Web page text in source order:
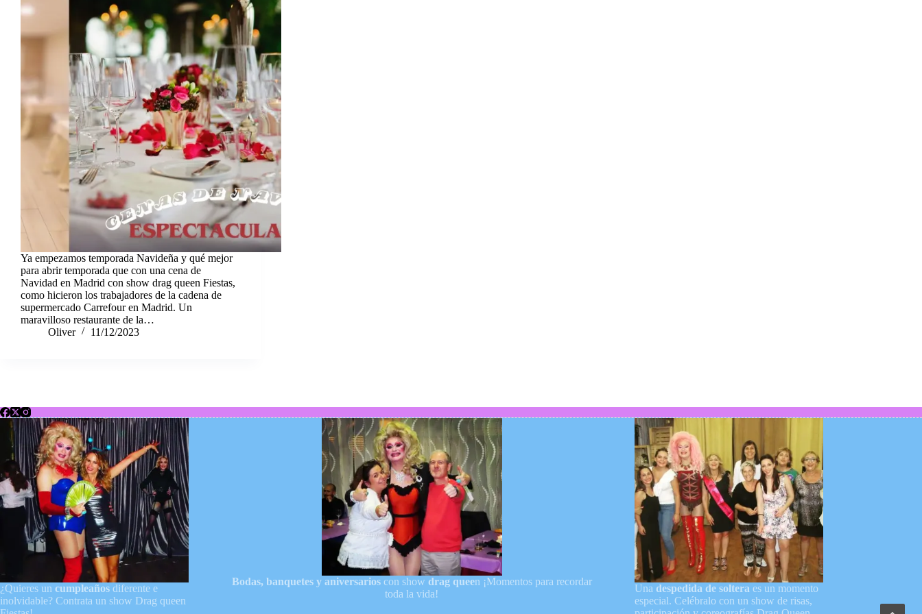
Ya empezamos temporada Navideña y qué mejor
para abrir temporada que con una cena de
Navidad en Madrid con show drag queen Fiestas,
como hicieron los trabajadores de la cadena de
supermercado Carrefour en Madrid. Un
maravilloso restaurante de la…
Oliver
11/12/2023
¿Quieres un cumpleaños diferente e
inolvidable? Contrata un show Drag queen
Bodas, banquetes y aniversarioscon show drag queen ¡Momentos para recordar
toda la vida!
Una despedida de soltera es un momento
especial. Celébralo con un show de risas,